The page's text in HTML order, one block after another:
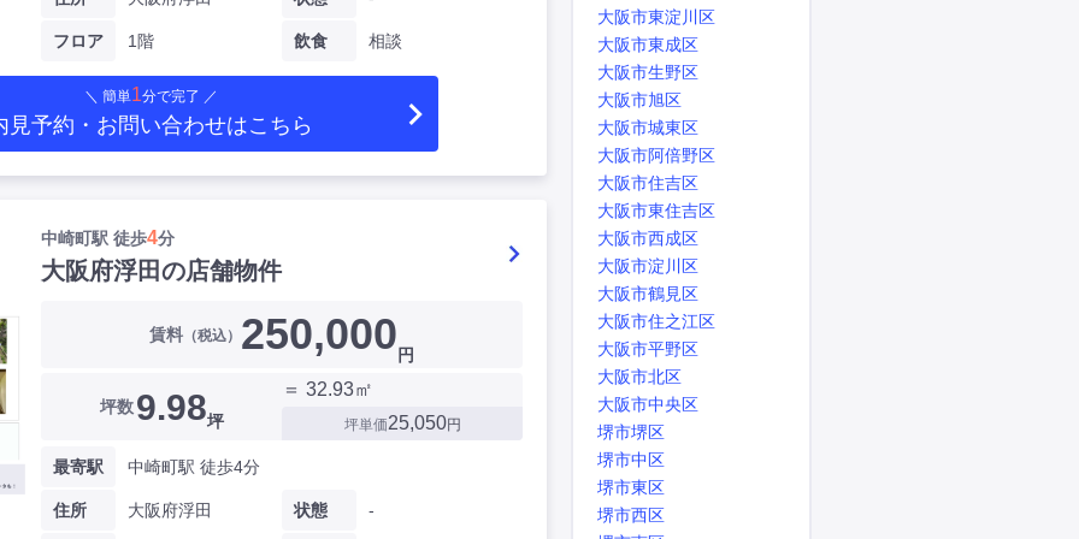
フロア 1階 飲食 相談
＼ 簡単1分で完了 ／
見予約・お問い合わせはこちら
中崎町駅 徒歩4分
大阪府浮田の店舗物件
賃料 （税込） 250,000 円
坪数 9.98坪
＝ 32.93㎡
坪単価25,050円
最寄駅 中崎町駅 徒歩4分
住所 大阪府浮田 状態 -
大阪市東淀川区
大阪市東成区
大阪市生野区
大阪市旭区
大阪市城東区
大阪市阿倍野区
大阪市住吉区
大阪市東住吉区
大阪市西成区
大阪市淀川区
大阪市鶴見区
大阪市住之江区
大阪市平野区
大阪市北区
大阪市中央区
堺市堺区
堺市中区
堺市東区
堺市西区